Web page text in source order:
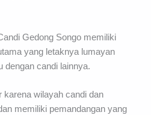
Gedong Songo memiliki
yang letaknya lumayan
dengan candi lainnya.
karena wilayah candi dan
memiliki pemandangan yang